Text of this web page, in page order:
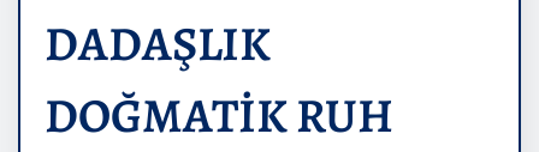
DADAŞLIK
DOĞMATİK RUH